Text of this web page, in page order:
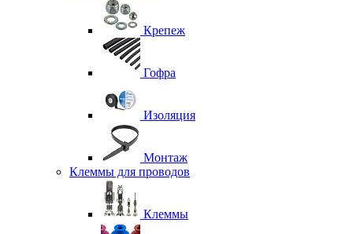
Крепеж
Гофра
Изоляция
Монтаж
Клеммы для проводов
Клеммы